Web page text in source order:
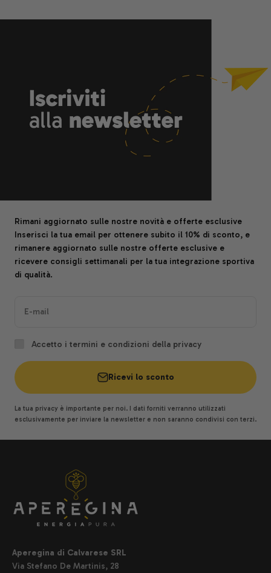
Rimani aggiornato sulle nostre novità e offerte esclusive
Inserisci la tua email per ottenere subito il 10% di sconto, e
rimanere aggiornato sulle nostre offerte esclusive e
ricevere consigli settimanali per la tua integrazione sportiva
di qualità.
E-mail
Accetto i termini e condizioni della privacy
Ricevi lo sconto
La tua privacy è importante per noi. I dati forniti verranno utilizzati
esclusivamente per inviare la newsletter e non saranno condivisi con terzi.
Aperegina di Calvarese SRL
Via Stefano De Martinis, 28